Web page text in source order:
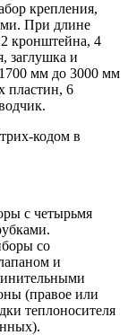
крепления,
При длине
кронштейна, 4
заглушка и
мм до 3000 мм
пластин, 6
кодом в
с четырьмя
со
и
(правое или
теплоносителя